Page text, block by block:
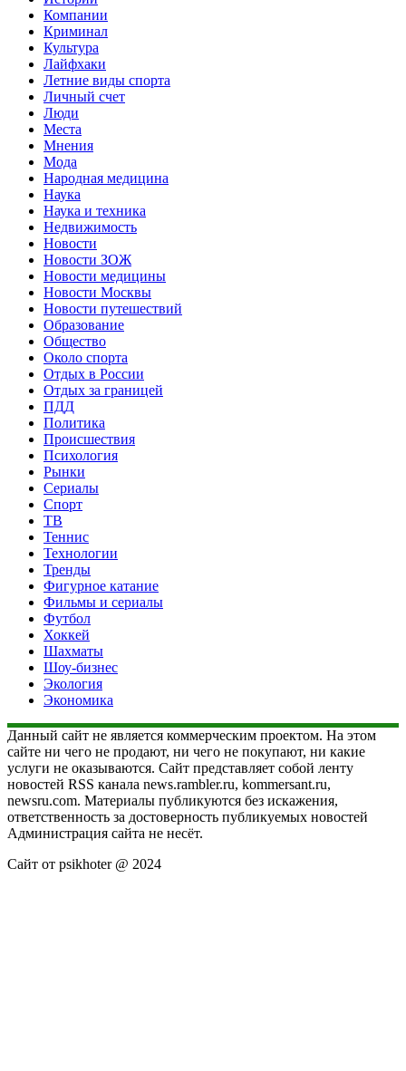
Компании
Криминал
Культура
Лайфхаки
Летние виды спорта
Личный счет
Люди
Места
Мнения
Мода
Народная медицина
Наука
Наука и техника
Недвижимость
Новости
Новости ЗОЖ
Новости медицины
Новости Москвы
Новости путешествий
Образование
Общество
Около спорта
Отдых в России
Отдых за границей
ПДД
Политика
Происшествия
Психология
Рынки
Сериалы
Спорт
ТВ
Теннис
Технологии
Тренды
Фигурное катание
Фильмы и сериалы
Футбол
Хоккей
Шахматы
Шоу-бизнес
Экология
Экономика
Данный сайт не является коммерческим проектом. На этом
сайте ни чего не продают, ни чего не покупают, ни какие
услуги не оказываются. Сайт представляет собой ленту
новостей RSS канала news.rambler.ru, kommersant.ru,
newsru.com. Материалы публикуются без искажения,
ответственность за достоверность публикуемых новостей
Администрация сайта не несёт.
Сайт от psikhoter @ 2024